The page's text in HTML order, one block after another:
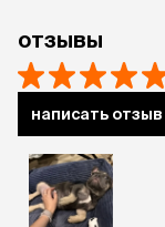
отзывы
написать отзыв